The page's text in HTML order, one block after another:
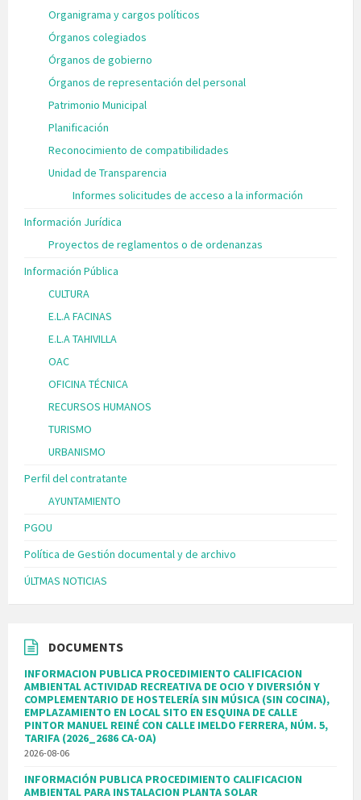
Organigrama y cargos políticos
Órganos colegiados
Órganos de gobierno
Órganos de representación del personal
Patrimonio Municipal
Planificación
Reconocimiento de compatibilidades
Unidad de Transparencia
Informes solicitudes de acceso a la información
Información Jurídica
Proyectos de reglamentos o de ordenanzas
Información Pública
CULTURA
E.L.A FACINAS
E.L.A TAHIVILLA
OAC
OFICINA TÉCNICA
RECURSOS HUMANOS
TURISMO
URBANISMO
Perfil del contratante
AYUNTAMIENTO
PGOU
Política de Gestión documental y de archivo
ÚLTMAS NOTICIAS
DOCUMENTS
INFORMACION PUBLICA PROCEDIMIENTO CALIFICACION
AMBIENTAL ACTIVIDAD RECREATIVA DE OCIO Y DIVERSIÓN Y
COMPLEMENTARIO DE HOSTELERÍA SIN MÚSICA (SIN COCINA),
EMPLAZAMIENTO EN LOCAL SITO EN ESQUINA DE CALLE
PINTOR MANUEL REINÉ CON CALLE IMELDO FERRERA, NÚM. 5,
TARIFA (2026_2686 CA-OA)
2026-08-06
INFORMACIÓN PUBLICA PROCEDIMIENTO CALIFICACION
AMBIENTAL PARA INSTALACION PLANTA SOLAR